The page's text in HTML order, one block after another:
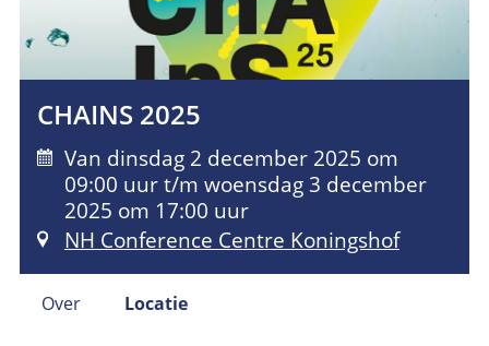
Spring
menu
CHAINS 2025
Van dinsdag 2 december 2025 om
09:00 uur t/m woensdag 3 december
2025 om 17:00 uur
NH Conference Centre Koningshof
Over Locatie